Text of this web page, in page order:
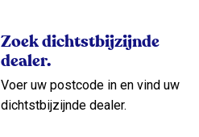
Zoek dichtstbijzijnde
dealer.
Voer uw postcode in en vind uw
dichtstbijzijnde dealer.